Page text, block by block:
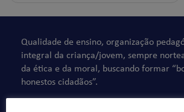
Qualidade de ensino, organização
integral da criança/jovem, sempre
da ética e da moral, buscando formar
honestos cidadãos”.